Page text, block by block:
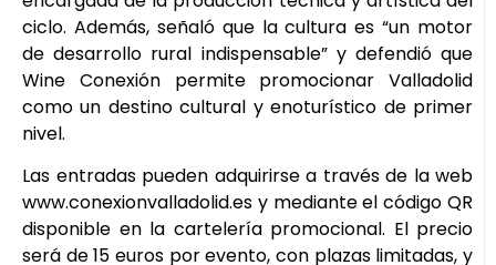
ciclo. Además, señaló que la cultura es “un motor
de desarrollo rural indispensable” y defendió que
Wine Conexión permite promocionar Valladolid
como un destino cultural y enoturístico de primer
nivel.
Las entradas pueden adquirirse a través de la web
www.conexionvalladolid.es y mediante el código QR
disponible en la cartelería promocional. El precio
será de 15 euros por evento, con plazas limitadas, y